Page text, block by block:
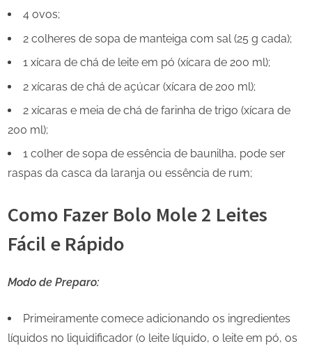
4 ovos;
2 colheres de sopa de manteiga com sal (25 g cada);
1 xícara de chá de leite em pó (xícara de 200 ml);
2 xícaras de chá de açúcar (xícara de 200 ml);
2 xícaras e meia de chá de farinha de trigo (xícara de
200 ml);
1 colher de sopa de essência de baunilha, pode ser
raspas da casca da laranja ou essência de rum;
Como Fazer Bolo Mole 2 Leites
Fácil e Rápido
Modo de Preparo:
Primeiramente comece adicionando os ingredientes
líquidos no liquidificador (o leite líquido, o leite em pó, os